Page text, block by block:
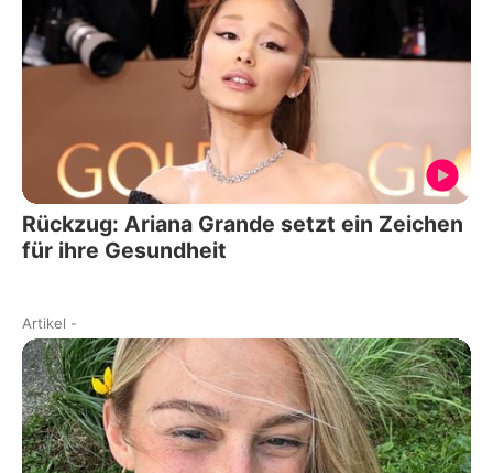
Rückzug: Ariana Grande setzt ein Zeichen
für ihre Gesundheit
Artikel -